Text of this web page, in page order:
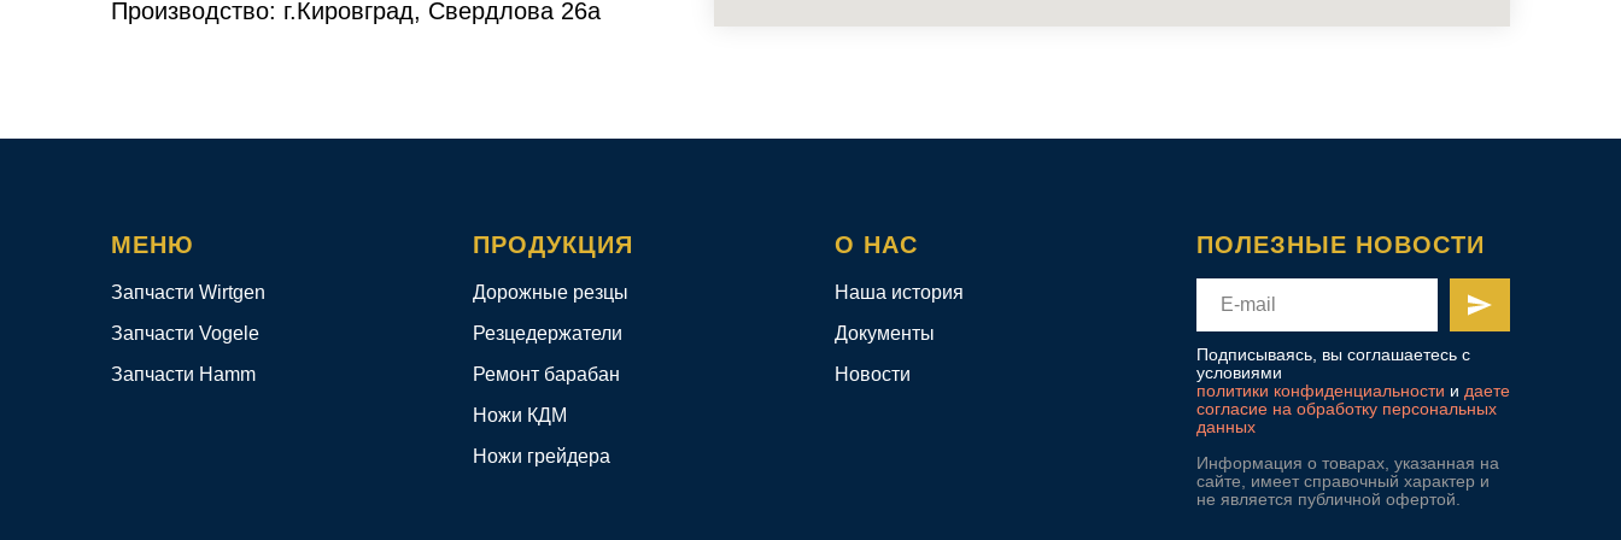
Производство: г.Кировград, Свердлова 26а
МЕНЮ
Запчасти Wirtgen
Запчасти Vogele
Запчасти Hamm
ПРОДУКЦИЯ
Дорожные резцы
Резцедержатели
Ремонт барабан
Ножи КДМ
Ножи грейдера
О НАС
Наша история
Документы
Новости
ПОЛЕЗНЫЕ НОВОСТИ
Подписываясь, вы соглашаетесь с
условиями
политики конфиденциальности и даете
согласие на обработку персональных
данных
Информация о товарах, указанная на
сайте, имеет справочный характер и
не является публичной офертой.